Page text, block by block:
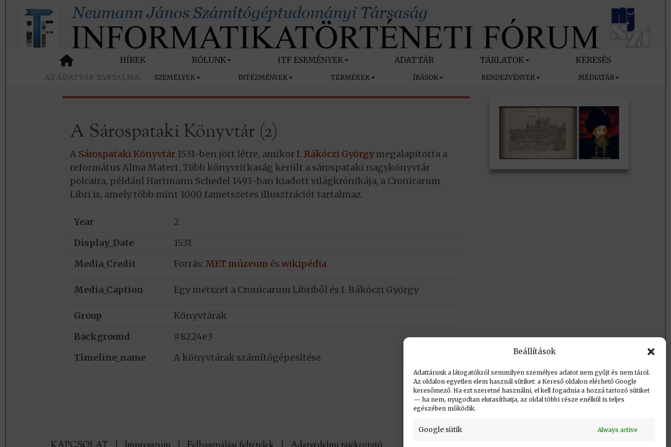
Beállítások
Adattárunk a látogatókról semmilyen személyes adatot nem gyűjt és nem tárol.
Az oldalon egyetlen elem használ sütiket: a Kereső oldalon elérhető Google
keresőmező. Ha ezt szeretné használni, el kell fogadnia a hozzá tartozó sütiket
— ha nem, nyugodtan elutasíthatja, az oldal többi része enélkül is teljes
egészében működik.
Google sütik Always active
HÍREK RÓLUNK iTF ESEMÉNYEK ADATTÁR TÁRLATOK KERESÉS
SZEMÉLYEK INTÉZMÉNYEK TERMÉKEK ÍRÁSOK RENDEZVÉNYEK MÉDIATÁR
A Sárospataki Könyvtár (2)
A Sárospataki Könyvtár1531-ben jött létre, amikorI. Rákóczi Györgymegalapította a
református Alma Matert. Több könyvritkaság került a sárospataki nagykönyvtár
polcaira, például Hartmann Schedel 1493-ban kiadott világkrónikája, a Cronicarum
Libri is, amely több mint 1000 fametszetes illusztrációt tartalmaz.
Year
2
Display_Date
1531
Media_Credit
Forrás: MET múzeumés wikipédia
Media_Caption Egy metszet a Cronicarum Libriből és I. Rákóczi György
Group
Könyvtárak
Background
#8224e3
Timeline_name
A könyvtárak számítógépesítése